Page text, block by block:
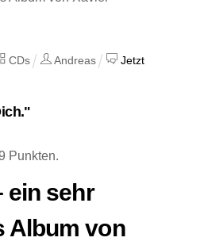
CDs Andreas
Jetzt
Punkten.
ein sehr
Album von